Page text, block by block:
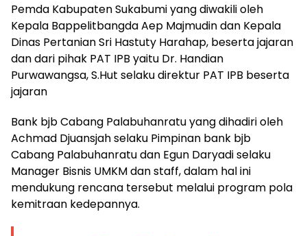
Pemda Kabupaten Sukabumi yang diwakili oleh
Kepala Bappelitbangda Aep Majmudin dan Kepala
Dinas Pertanian Sri Hastuty Harahap, beserta jajaran
dan dari pihak PAT IPB yaitu Dr. Handian
Purwawangsa, S.Hut selaku direktur PAT IPB beserta
jajaran
Bank bjb Cabang Palabuhanratu yang dihadiri oleh
Achmad Djuansjah selaku Pimpinan bank bjb
Cabang Palabuhanratu dan Egun Daryadi selaku
Manager Bisnis UMKM dan staff, dalam hal ini
mendukung rencana tersebut melalui program pola
kemitraan kedepannya.